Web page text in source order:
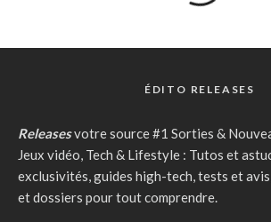
ÉDITO RELEASES
Releasesvotre source #1 Sorties &
Jeux vidéo, Tech & Lifestyle : Tutos et
exclusivités, guides high-tech, tests et
et dossiers pour tout comprendre.